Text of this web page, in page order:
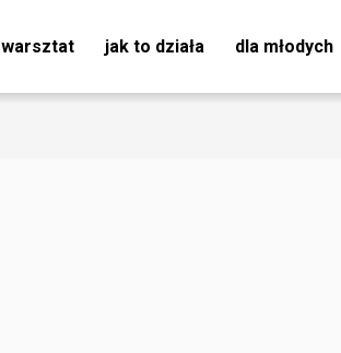
warsztat jak to działa dla młodych